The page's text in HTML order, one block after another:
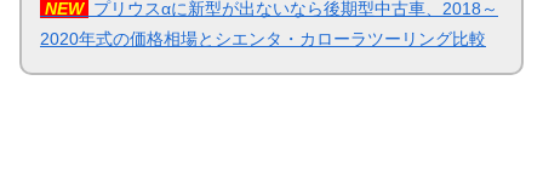
NEW プリウスαに新型が出ないなら後期型中古車、2018～
2020年式の価格相場とシエンタ・カローラツーリング比較